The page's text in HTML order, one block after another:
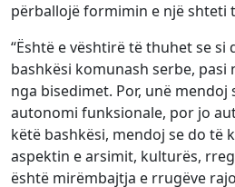
përballojë formimin e një shteti
“Është e vështirë të thuhet se
bashkësi komunash serbe,
nga bisedimet. Por, unë mendoj
autonomi funksionale, por jo
këtë bashkësi, mendoj se do të
aspektin e arsimit, kulturës,
është mirëmbajtja e rrugëve